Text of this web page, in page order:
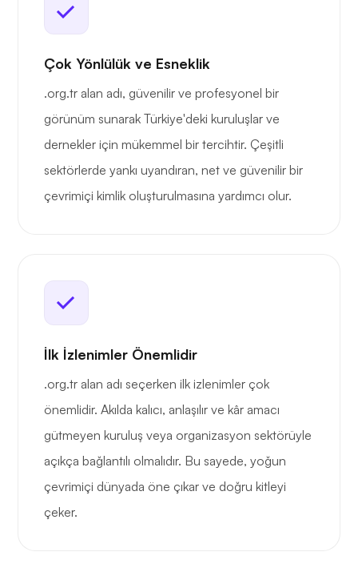
Çok Yönlülük ve Esneklik
.org.tr alan adı, güvenilir ve profesyonel bir
görünüm sunarak Türkiye'deki kuruluşlar ve
dernekler için mükemmel bir tercihtir. Çeşitli
sektörlerde yankı uyandıran, net ve güvenilir bir
çevrimiçi kimlik oluşturulmasına yardımcı olur.
İlk İzlenimler Önemlidir
.org.tr alan adı seçerken ilk izlenimler çok
önemlidir. Akılda kalıcı, anlaşılır ve kâr amacı
gütmeyen kuruluş veya organizasyon sektörüyle
açıkça bağlantılı olmalıdır. Bu sayede, yoğun
çevrimiçi dünyada öne çıkar ve doğru kitleyi
çeker.